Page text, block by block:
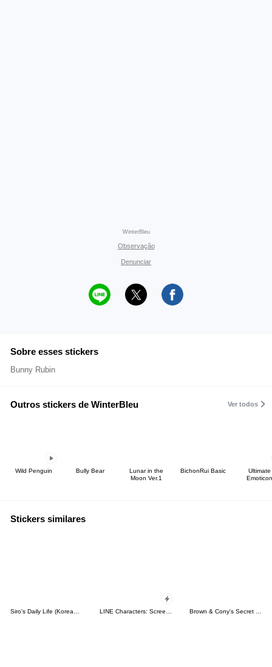
WinterBleu
Observação
Denunciar
Sobre esses stickers
Bunny Rubin
Outros stickers de WinterBleu Ver todos
Wild Penguin Bully Bear
Lunar in the
Moon Ver.1
BichonRui Basic
Ultimate
Emoticon
Stickers similares
Siro's Daily Life (Korean&Japanese) LINE Characters: Screen Hogs Brown & Cony's Secret Date!